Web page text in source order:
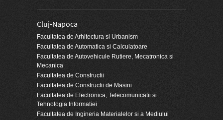
Cluj-Napoca
Facultatea de Arhitectura si Urbanism
Facultatea de Automatica si Calculatoare
Facultatea de Autovehicule Rutiere, Mecatronica si
Mecanica
Facultatea de Constructii
Facultatea de Constructii de Masini
Facultatea de Electronica, Telecomunicatii si
Tehnologia Informatiei
Facultatea de Ingineria Materialelor si a Mediului